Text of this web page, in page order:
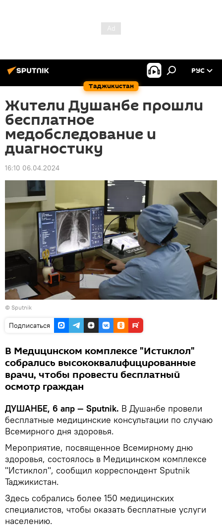
Таджикистан
РУС
Жители Душанбе прошли
бесплатное
медобследование и
диагностику
16:10 06.04.2024
© Sputnik
Подписаться
В Медицинском комплексе "Истиклол"
собрались высококвалифицированные
врачи, чтобы провести бесплатный
осмотр граждан
ДУШАНБЕ, 6 апр — Sputnik. В Душанбе провели
бесплатные медицинские консультации по случаю
Всемирного дня здоровья.
Мероприятие, посвященное Всемирному дню
здоровья, состоялось в Медицинском комплексе
"Истиклол", сообщил корреспондент Sputnik
Таджикистан.
Здесь собрались более 150 медицинских
специалистов, чтобы оказать бесплатные услуги
населению.